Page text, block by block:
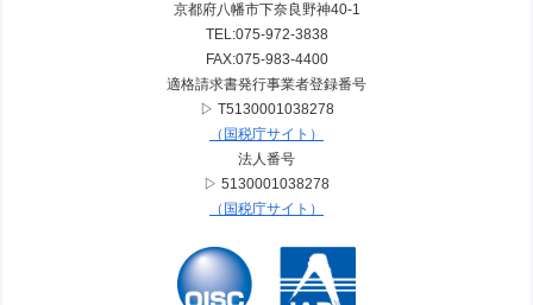
京都府八幡市下奈良野神40-1
TEL:075-972-3838
FAX:075-983-4400
適格請求書発行事業者登録番号
▷ T5130001038278
（国税庁サイト）
法人番号
▷ 5130001038278
（国税庁サイト）